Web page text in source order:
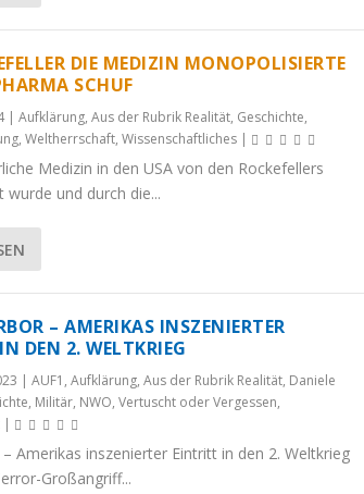
DIE MEDIZIN MONOPOLISIERTE
SCHUF
| Aufklärung, Aus der Rubrik Realität, Geschichte,
, Weltherrschaft, Wissenschaftliches|
Medizin in den USA von den Rockefellers
wurde und durch die...
– AMERIKAS INSZENIERTER
DEN 2. WELTKRIEG
| AUF1 , Aufklärung, Aus der Rubrik Realität, Daniele
, Militär, NWO, Vertuscht oder Vergessen,
|
Amerikas inszenierter Eintritt in den 2. Weltkrieg
Großangriff...